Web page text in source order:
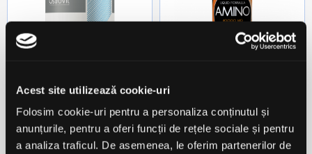
Acest site utilizează cookie-uri
Folosim cookie-uri pentru a personaliza conținutul și
anunțurile, pentru a oferi funcții de rețele sociale și pentru
a analiza traficul. De asemenea, le oferim partenerilor de
Aminoacizi Esențiali
OstroVit EAA 5750 Mg
300 Caps
QNT Aminoacizi Lichizi
40.000mg 1l